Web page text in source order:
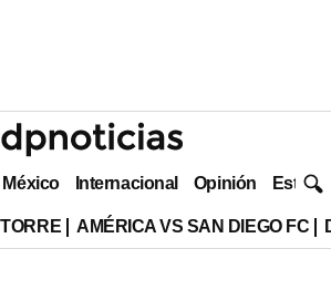
México Internacional Opinión Estilo
AMÉRICA VS SAN DIEGO FC